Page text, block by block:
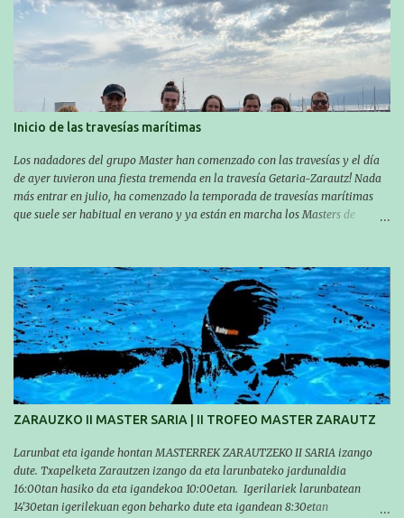
Inicio de las travesías marítimas
Los nadadores del grupo Master han comenzado con las travesías y el día
de ayer tuvieron una fiesta tremenda en la travesía Getaria-Zarautz! Nada
más entrar en julio, ha comenzado la temporada de travesías marítimas
que suele ser habitual en verano y ya están en marcha los Masters de
próxima cita. Para empezar, el 13 de julio, Manu Santos participó en la
XXXVIII. Travesía a nado de Ondarroa y recorrió una distancia de 1600
metros en 28 minutos y 30 segundos. Al día siguiente, Manu Santos y su
compañero Asier Gorostegi participaron en la V. San Antón Bira. En esta
travesía se realiza un recorrido desde la playa de Gaztetape hasta la playa
de Malkorbe, pero debido al estado del mar de aquel día, la organización
decidió hacerlo en el interior de la bahía de la playa de Malkorbe. Así,
Asier completó el recorrido en 29 minutos y 30 segundos, c...
ZARAUZKO II MASTER SARIA | II TROFEO MASTER ZARAUTZ
Larunbat eta igande hontan MASTERREK ZARAUTZEKO II SARIA izango
dute. Txapelketa Zarautzen izango da eta larunbateko jardunaldia
16:00tan hasiko da eta igandekoa 10:00etan. Igerilariek larunbatean
14'30etan igerilekuan egon beharko dute eta igandean 8:30etan